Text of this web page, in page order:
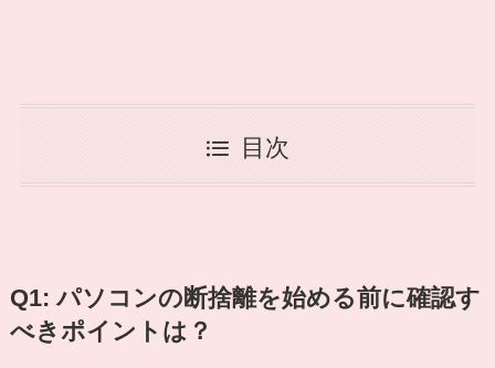
目次
Q1: パソコンの断捨離を始める前に確認す
べきポイントは？